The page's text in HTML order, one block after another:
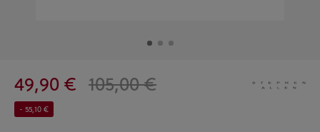
49,90 € 105,00 €
- 55,10 €